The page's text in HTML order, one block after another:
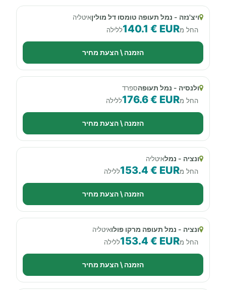
ויצ'נזה - נמל תעופה טומסו דל מוליןאיטליה
החל מ140.1 € EURללילה
הזמנה \ הצעת מחיר
ולנסיה - נמל תעופהספרד
החל מ176.6 € EURללילה
הזמנה \ הצעת מחיר
ונציה - נמלאיטליה
החל מ153.4 € EURללילה
הזמנה \ הצעת מחיר
ונציה - נמל תעופה מרקו פולואיטליה
החל מ153.4 € EURללילה
הזמנה \ הצעת מחיר